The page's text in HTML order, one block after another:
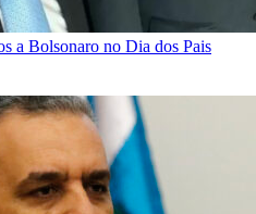
a Bolsonaro no Dia dos Pais